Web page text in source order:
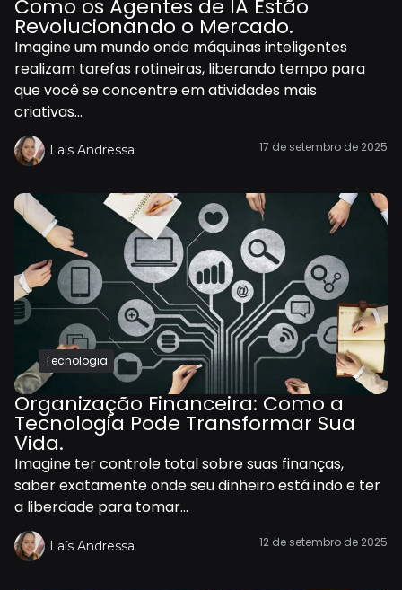
Como os Agentes de IA Estão
Revolucionando o Mercado.
Imagine um mundo onde máquinas inteligentes
realizam tarefas rotineiras, liberando tempo para
que você se concentre em atividades mais
criativas...
Laís Andressa 17 de setembro de 2025
Tecnologia
Organização Financeira: Como a
Tecnologia Pode Transformar Sua
Vida.
Imagine ter controle total sobre suas finanças,
saber exatamente onde seu dinheiro está indo e ter
a liberdade para tomar...
Laís Andressa 12 de setembro de 2025